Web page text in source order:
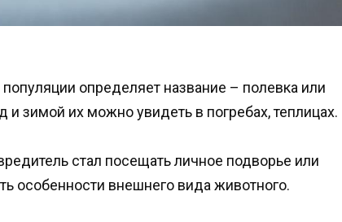
определяет название – полевка или
зимой их можно увидеть в погребах, теплицах.
стал посещать личное подворье или
особенности внешнего вида животного.